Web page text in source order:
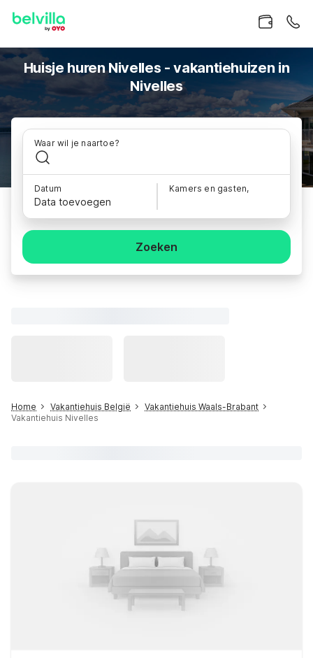
Huisje huren Nivelles - vakantiehuizen in
Nivelles
Waar wil je naartoe?
Datum
Data toevoegen
Kamers en gasten,
Zoeken
Home Vakantiehuis België
Vakantiehuis Waals-Brabant
Vakantiehuis Nivelles